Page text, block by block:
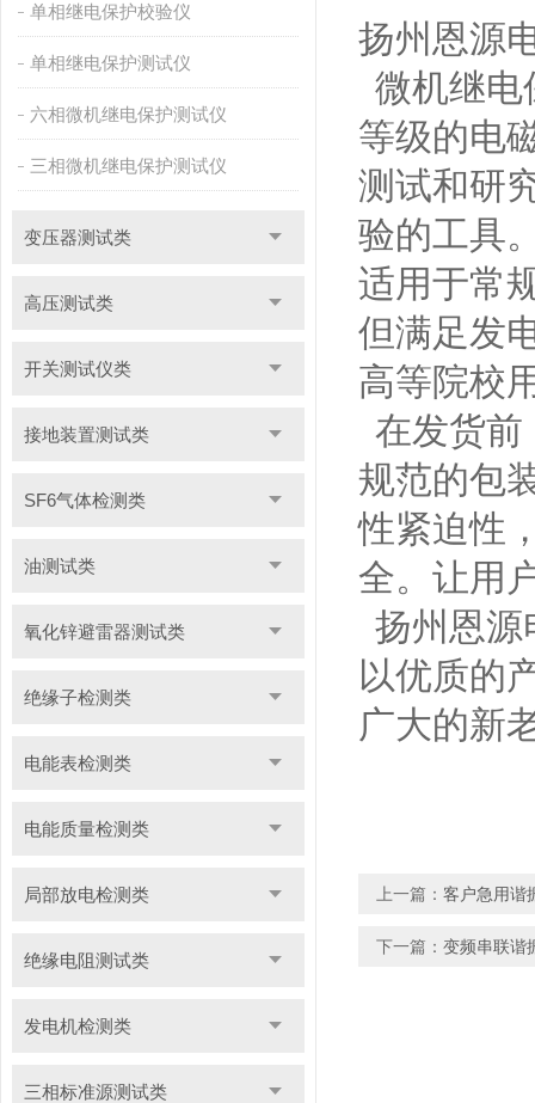
单相继电保护校验仪
单相继电保护测试仪
六相微机继电保护测试仪
三相微机继电保护测试仪
变压器测试类
高压测试类
开关测试仪类
接地装置测试类
SF6气体检测类
油测试类
氧化锌避雷器测试类
绝缘子检测类
电能表检测类
电能质量检测类
局部放电检测类
绝缘电阻测试类
发电机检测类
三相标准源测试类
扬州恩源
微机继电
等级的电
测试和研
验的工具
适用于常
但满足发
高等院校
在发货前
规范的包
性紧迫性
全。 让用
扬州恩源
以优质的
广大的新
上一篇： 客户急用谐
下一篇： 变频串联谐